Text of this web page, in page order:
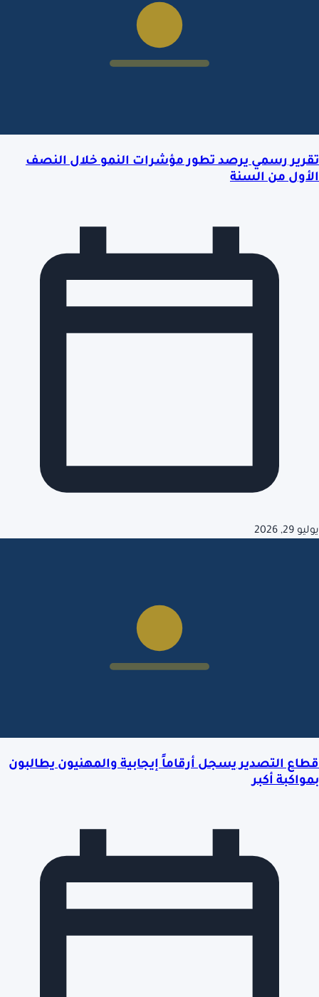
تقرير رسمي يرصد تطور مؤشرات النمو خلال النصف
الأول من السنة
يوليو 29, 2026
قطاع التصدير يسجل أرقاماً إيجابية والمهنيون يطالبون
بمواكبة أكبر